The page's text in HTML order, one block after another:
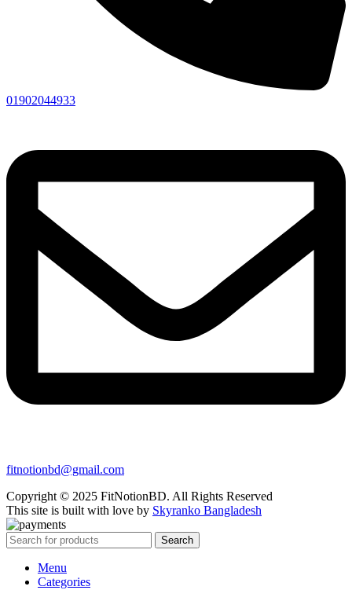
01902044933
fitnotionbd@gmail.com
Copyright © 2025 FitNotionBD. All Rights Reserved
This site is built with love by Skyranko Bangladesh
Search
Menu
Categories